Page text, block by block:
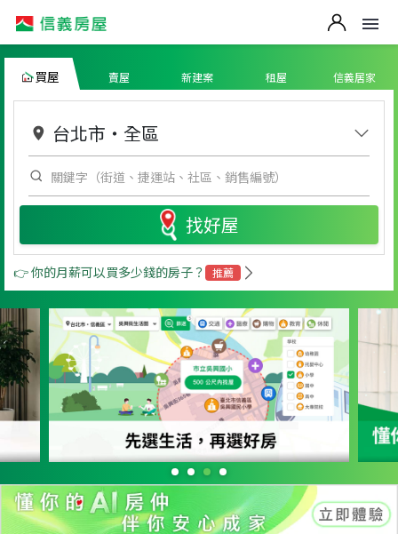
買屋 賣屋 新建案 租屋 信義居家
台北市 ・ 全區
找好屋
👉 你的月薪可以買多少錢的房子？ 推薦